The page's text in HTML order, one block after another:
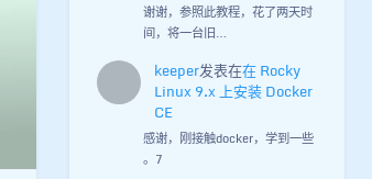
Sans Serif
浅阴影
深阴影
关闭 暗化
谢谢，参照此教程，花了两天时
间，将一台旧…
keeper发表在在 Rocky
Linux 9.x 上安装 Docker
CE
感谢，刚接触docker，学到一些
。7